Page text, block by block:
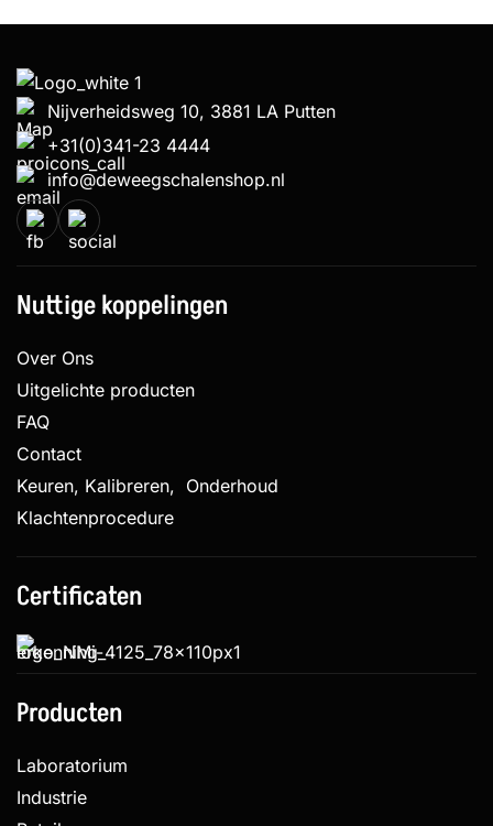
Nijverheidsweg 10, 3881 LA Putten
+31(0)341-23 4444
info@deweegschalenshop.nl
Nuttige koppelingen
Over Ons
Uitgelichte producten
FAQ
Contact
Keuren, Kalibreren, Onderhoud
Klachtenprocedure
Certificaten
Producten
Laboratorium
Industrie